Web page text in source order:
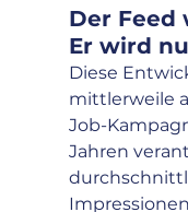
Der Feed
Er wird
Diese
mittlerweile
Job-
Jahren